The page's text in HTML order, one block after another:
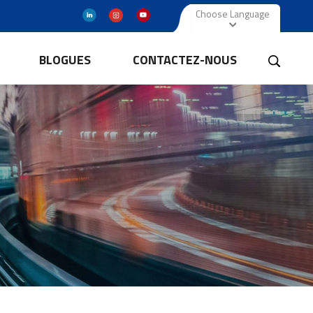
Choose Language
BLOGUES CONTACTEZ-NOUS